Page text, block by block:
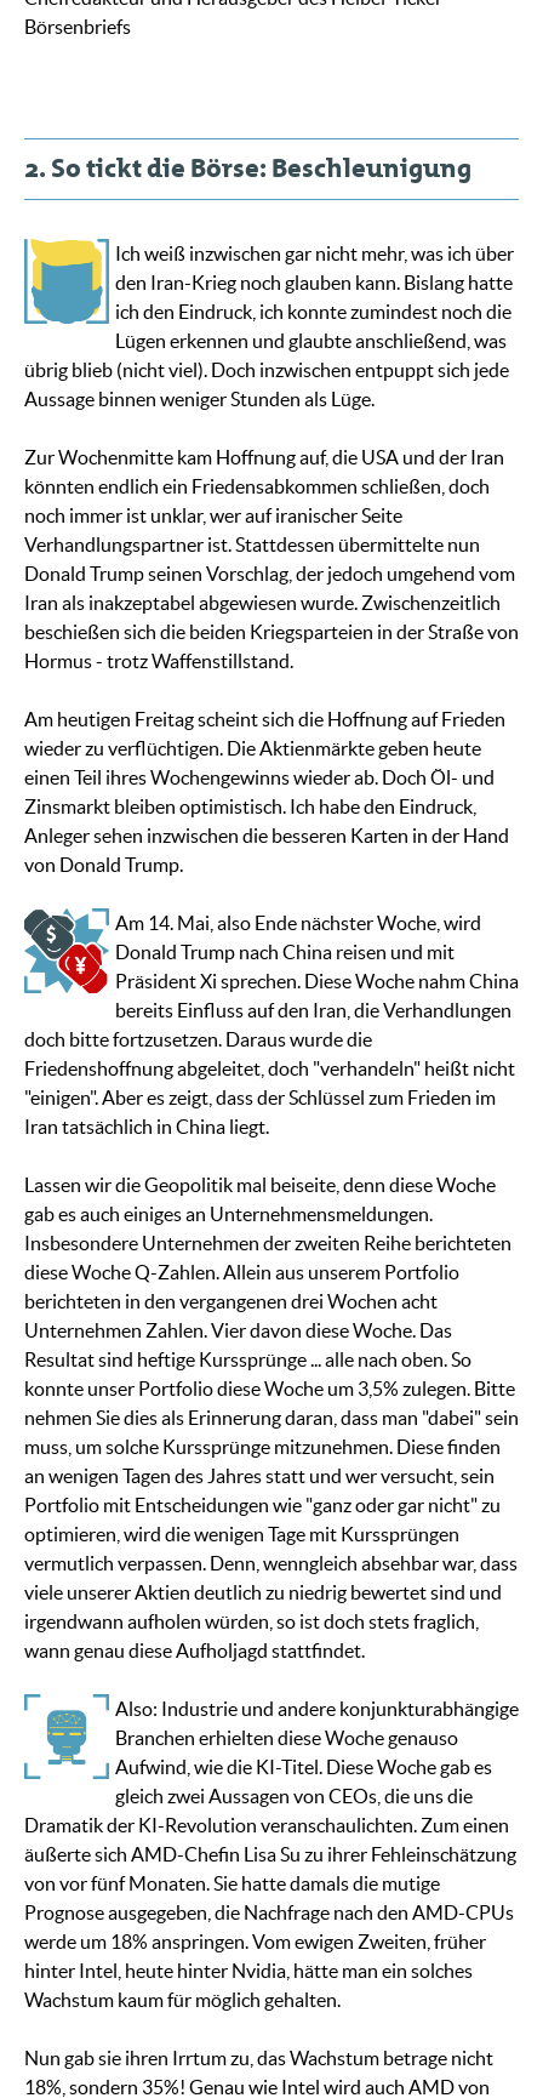
Börsenbriefs
2. So tickt die Börse: Beschleunigung
Ich weiß inzwischen gar nicht mehr, was ich über
den Iran-Krieg noch glauben kann. Bislang hatte
ich den Eindruck, ich konnte zumindest noch die
Lügen erkennen und glaubte anschließend, was
übrig blieb (nicht viel). Doch inzwischen entpuppt sich jede
Aussage binnen weniger Stunden als Lüge.
Zur Wochenmitte kam Hoffnung auf, die USA und der Iran
könnten endlich ein Friedensabkommen schließen, doch
noch immer ist unklar, wer auf iranischer Seite
Verhandlungspartner ist. Stattdessen übermittelte nun
Donald Trump seinen Vorschlag, der jedoch umgehend vom
Iran als inakzeptabel abgewiesen wurde. Zwischenzeitlich
beschießen sich die beiden Kriegsparteien in der Straße von
Hormus - trotz Waffenstillstand.
Am heutigen Freitag scheint sich die Hoffnung auf Frieden
wieder zu verflüchtigen. Die Aktienmärkte geben heute
einen Teil ihres Wochengewinns wieder ab. Doch Öl- und
Zinsmarkt bleiben optimistisch. Ich habe den Eindruck,
Anleger sehen inzwischen die besseren Karten in der Hand
von Donald Trump.
Am 14. Mai, also Ende nächster Woche, wird
Donald Trump nach China reisen und mit
Präsident Xi sprechen. Diese Woche nahm China
bereits Einfluss auf den Iran, die Verhandlungen
doch bitte fortzusetzen. Daraus wurde die
Friedenshoffnung abgeleitet, doch "verhandeln" heißt nicht
"einigen". Aber es zeigt, dass der Schlüssel zum Frieden im
Iran tatsächlich in China liegt.
Lassen wir die Geopolitik mal beiseite, denn diese Woche
gab es auch einiges an Unternehmensmeldungen.
Insbesondere Unternehmen der zweiten Reihe berichteten
diese Woche Q-Zahlen. Allein aus unserem Portfolio
berichteten in den vergangenen drei Wochen acht
Unternehmen Zahlen. Vier davon diese Woche. Das
Resultat sind heftige Kurssprünge ... alle nach oben. So
konnte unser Portfolio diese Woche um 3,5% zulegen. Bitte
nehmen Sie dies als Erinnerung daran, dass man "dabei" sein
muss, um solche Kurssprünge mitzunehmen. Diese finden
an wenigen Tagen des Jahres statt und wer versucht, sein
Portfolio mit Entscheidungen wie "ganz oder gar nicht" zu
optimieren, wird die wenigen Tage mit Kurssprüngen
vermutlich verpassen. Denn, wenngleich absehbar war, dass
viele unserer Aktien deutlich zu niedrig bewertet sind und
irgendwann aufholen würden, so ist doch stets fraglich,
wann genau diese Aufholjagd stattfindet.
Also: Industrie und andere konjunkturabhängige
Branchen erhielten diese Woche genauso
Aufwind, wie die KI-Titel. Diese Woche gab es
gleich zwei Aussagen von CEOs, die uns die
Dramatik der KI-Revolution veranschaulichten. Zum einen
äußerte sich AMD-Chefin Lisa Su zu ihrer Fehleinschätzung
von vor fünf Monaten. Sie hatte damals die mutige
Prognose ausgegeben, die Nachfrage nach den AMD-CPUs
werde um 18% anspringen. Vom ewigen Zweiten, früher
hinter Intel, heute hinter Nvidia, hätte man ein solches
Wachstum kaum für möglich gehalten.
Nun gab sie ihren Irrtum zu, das Wachstum betrage nicht
18%, sondern 35%! Genau wie Intel wird auch AMD von